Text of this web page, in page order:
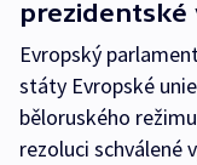
prezidentské
Evropský
státy Evropské
běloruského
rezoluci schválené